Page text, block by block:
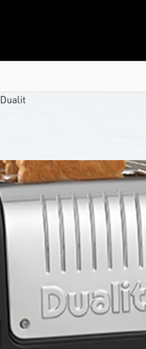
Dualit